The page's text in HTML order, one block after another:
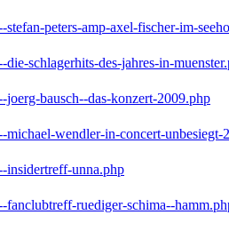
stefan-peters-amp-axel-fischer-im-
die-schlagerhits-des-jahres-in-
joerg-bausch--das-konzert-2009.php
michael-wendler-in-concert-unbesiegt-
insidertreff-unna.php
fanclubtreff-ruediger-schima--